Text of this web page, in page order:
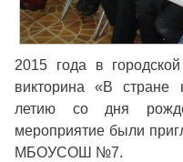
2015 года в
викторина «В стране
летию со дня
мероприятие были
МБОУСОШ №7.